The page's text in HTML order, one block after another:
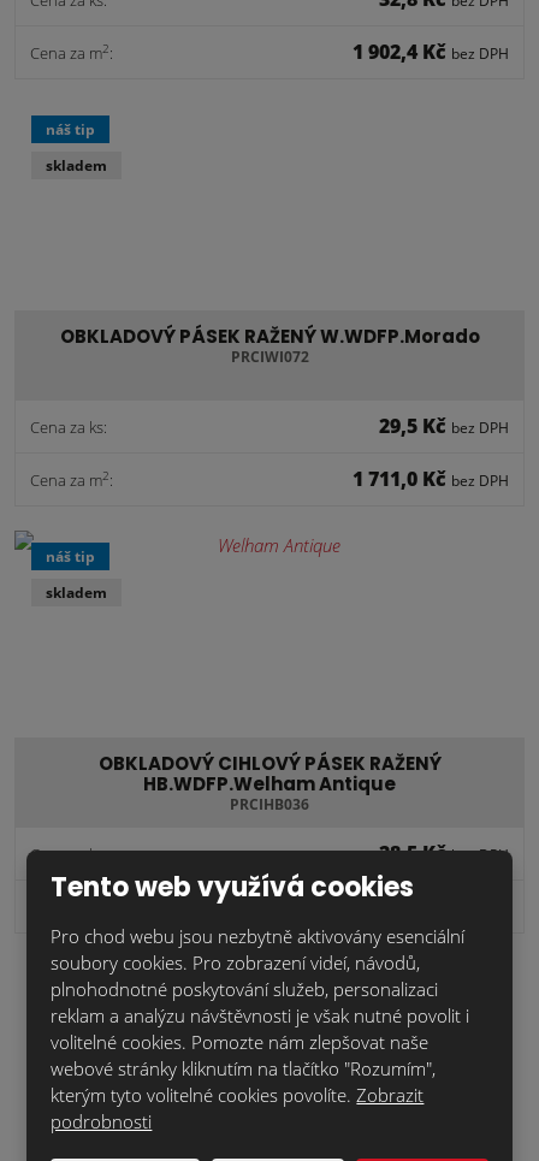
Cena za m2: 1 902,4 Kč bez DPH
OBKLADOVÝ PÁSEK RAŽENÝ W.WDFP.Morado
PRCIWI072
Cena za ks: 29,5 Kč bez DPH
Cena za m2: 1 711,0 Kč bez DPH
náš tip
skladem
OBKLADOVÝ CIHLOVÝ PÁSEK RAŽENÝ
HB.WDFP.Welham Antique
PRCIHB036
Cena za ks: 28,5 Kčbez DPH
1 653,0 Kč
náš tip
skladem
skladem
náš tip
Tento web využívá cookies
Pro chod webu jsou nezbytně aktivovány esenciální
soubory cookies. Pro zobrazení videí, návodů,
plnohodnotné poskytování služeb, personalizaci
reklam a analýzu návštěvnosti je však nutné povolit i
volitelné cookies. Pomozte nám zlepšovat naše
webové stránky kliknutím na tlačítko "Rozumím",
kterým tyto volitelné cookies povolíte. Zobrazit
podrobnosti